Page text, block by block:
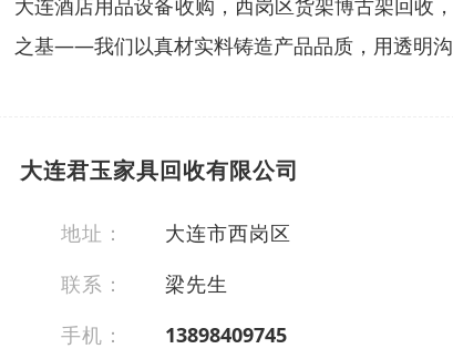
大连酒店用品设备收购，西岗区货架博古架回收
之基——我们以真材实料铸造产品品质，用透明
大连君玉家具回收有限公司
地址：
大连市西岗区
联系：
梁先生
手机：
13898409745